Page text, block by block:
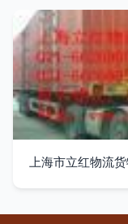
上海市立红物流